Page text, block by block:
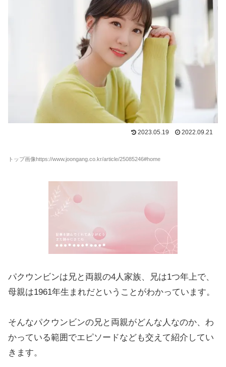
2023.05.19 2022.09.21
トップ画像https://www.joongang.co.kr/article/25085246#home
パクウンビンは兄と両親の4人家族、兄は1つ年上で、
母親は1961年生まれだということがわかっています。
そんなパクウンビンの兄と両親がどんな人なのか、わ
かっている範囲でエピソードなども交えて紹介してい
きます。